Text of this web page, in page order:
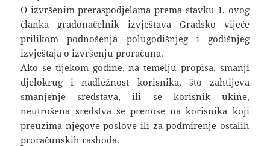
O izvršenim preraspodjelama prema stavku 1. ovog
članka gradonačelnik izvještava Gradsko vijeće
prilikom podnošenja polugodišnjeg i godišnjeg
izvještaja o izvršenju proračuna.
Ako se tijekom godine, na temelju propisa, smanji
djelokrug i nadležnost korisnika, što zahtijeva
smanjenje sredstava, ili se korisnik ukine,
neutrošena sredstva se prenose na korisnika koji
preuzima njegove poslove ili za podmirenje ostalih
proračunskih rashoda.